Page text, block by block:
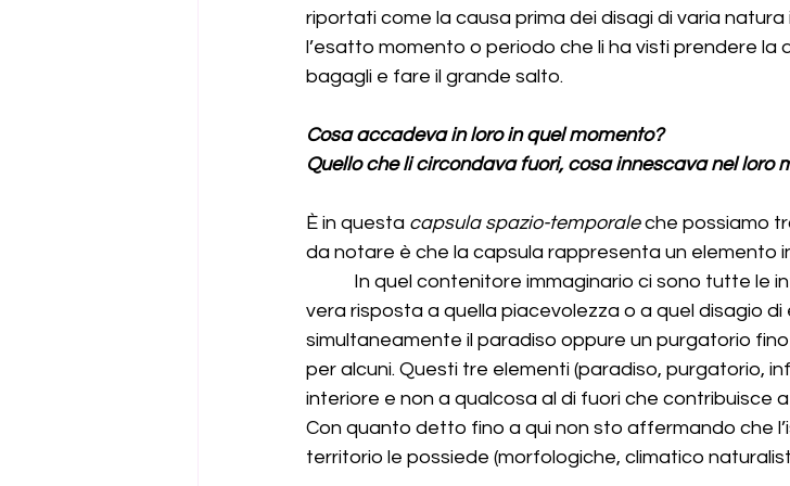
riportati come la causa prima dei disagi di varia
l’esatto momento o periodo che li ha visti prendere la
bagagli e fare il grande salto.
Cosa accadeva in loro in quel momento?
Quello che li circondava fuori, cosa innescava nel loro
È in questa capsula spazio-temporale che possiamo
da notare è che la capsula rappresenta un elemento
In quel contenitore immaginario ci sono tutte
vera risposta a quella piacevolezza o a quel disagio di
simultaneamente il paradiso oppure un purgatorio
per alcuni. Questi tre elementi (paradiso, purgatorio,
interiore e non a qualcosa al di fuori che contribuisce
Con quanto detto fino a qui non sto affermando che
territorio le possiede (morfologiche, climatico